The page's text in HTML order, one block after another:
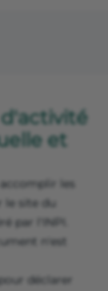
et
accomplir les
le site du
par l'INPI.
n'est
déclarer